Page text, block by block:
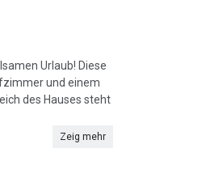
Urlaub! Diese
und einem
des Hauses steht
Zeig mehr